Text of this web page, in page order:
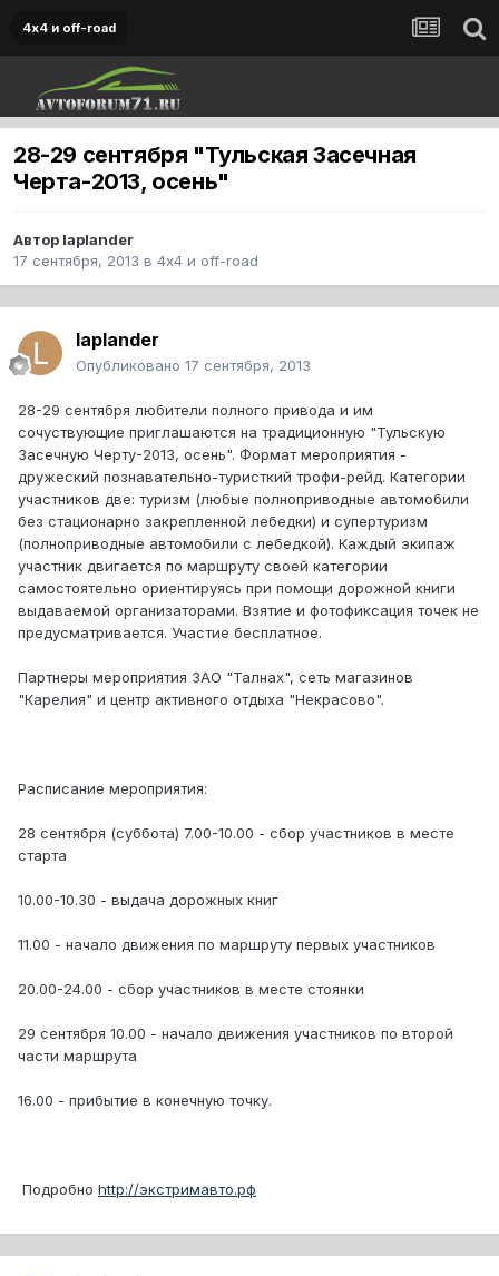
4х4 и off-road
28-29 сентября "Тульская Засечная
Черта-2013, осень"
Автор laplander
17 сентября, 2013 в 4х4 и off-road
laplander
Опубликовано 17 сентября, 2013
28-29 сентября любители полного привода и им
сочуствующие приглашаются на традиционную "Тульскую
Засечную Черту-2013, осень". Формат мероприятия -
дружеский познавательно-туристкий трофи-рейд. Категории
участников две: туризм (любые полноприводные автомобили
без стационарно закрепленной лебедки) и супертуризм
(полноприводные автомобили с лебедкой). Каждый экипаж
участник двигается по маршруту cвоей категории
самостоятельно ориентируясь при помощи дорожной книги
выдаваемой организаторами. Взятие и фотофиксация точек не
предусматривается. Участие бесплатное.
Партнеры мероприятия ЗАО "Талнах", сеть магазинов
"Карелия" и центр активного отдыха "Некрасово".
Расписание мероприятия:
28 сентября (суббота) 7.00-10.00 - сбор участников в месте
старта
10.00-10.30 - выдача дорожных книг
11.00 - начало движения по маршруту первых участников
20.00-24.00 - сбор участников в месте стоянки
29 сентября 10.00 - начало движения участников по второй
части маршрута
16.00 - прибытие в конечную точку.
Подробно http://экстримавто.рф